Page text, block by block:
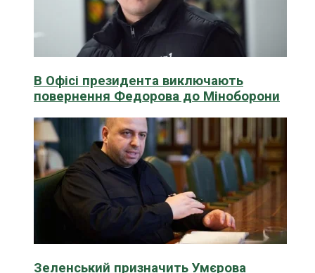
В Офісі президента виключають
повернення Федорова до Міноборони
Зеленський призначить Умєрова